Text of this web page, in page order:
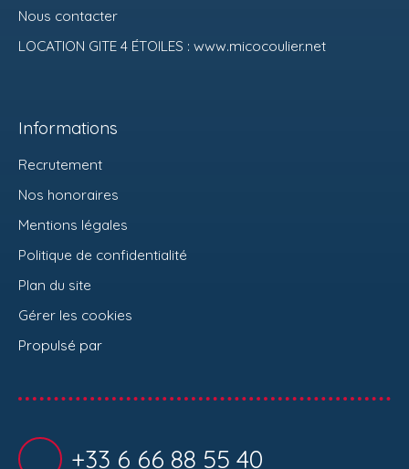
Nous contacter
LOCATION GITE 4 ÉTOILES : www.micocoulier.net
Informations
Recrutement
Nos honoraires
Mentions légales
Politique de confidentialité
Plan du site
Gérer les cookies
Propulsé par
+33 6 66 88 55 40